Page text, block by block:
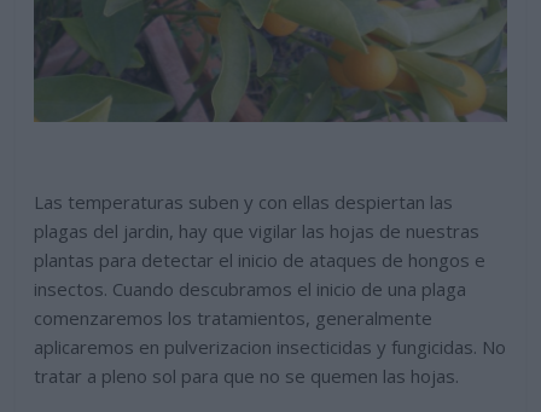
Las temperaturas suben y con ellas despiertan las
plagas del jardin, hay que vigilar las hojas de nuestras
plantas para detectar el inicio de ataques de hongos e
insectos. Cuando descubramos el inicio de una plaga
comenzaremos los tratamientos, generalmente
aplicaremos en pulverizacion insecticidas y fungicidas. No
tratar a pleno sol para que no se quemen las hojas.